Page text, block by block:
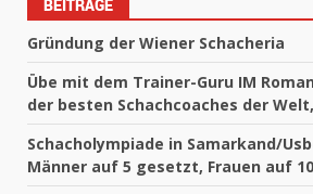
BEITRÄGE
Gründung der Wiener Schacheria
Übe mit dem Trainer-Guru IM
der besten Schachcoaches der Welt,
Schacholympiade in Samarkand/
Männer auf 5 gesetzt, Frauen auf 10